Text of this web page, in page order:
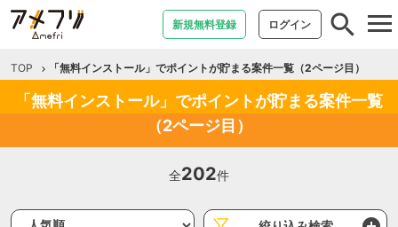
新規無料登録 ログイン
TOP 「無料インストール」でポイントが貯まる案件一覧（2ページ目）
「無料インストール」でポイントが貯まる案件一覧
（2ページ目）
全202件